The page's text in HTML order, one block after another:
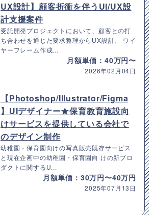
UX設計】顧客折衝を伴うUI/UX設
計支援案件
受託開発プロジェクトにおいて、顧客との打
ち合わせを通じた要求整理からUX設計、 ワイ
ヤーフレーム作成...
月額単価：40万円〜
2026年02月04日
【Photoshop/Illustrator/Figma
】UIデザイナー★保育教育施設向
けサービスを提供している会社で
のデザイン制作
幼稚園・保育園向けの写真販売既存サービス
と現在企画中の幼稚園・保育園向 けの新プロ
ダクトに関するU...
月額単価：30万円〜40万円
2025年07月13日